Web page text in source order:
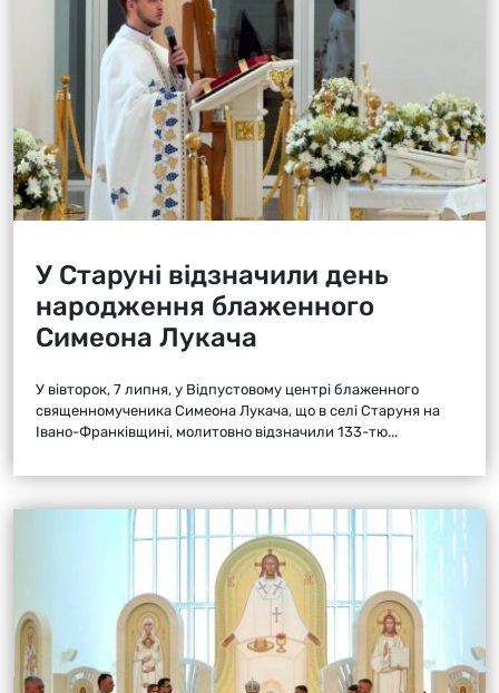
У Старуні відзначили день
народження блаженного
Симеона Лукача
У вівторок, 7 липня, у Відпустовому центрі блаженного
священномученика Симеона Лукача, що в селі Старуня на
Івано-Франківщині, молитовно відзначили 133-тю...